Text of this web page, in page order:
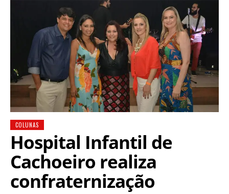
COLUNAS
Hospital Infantil de
Cachoeiro realiza
confraternização